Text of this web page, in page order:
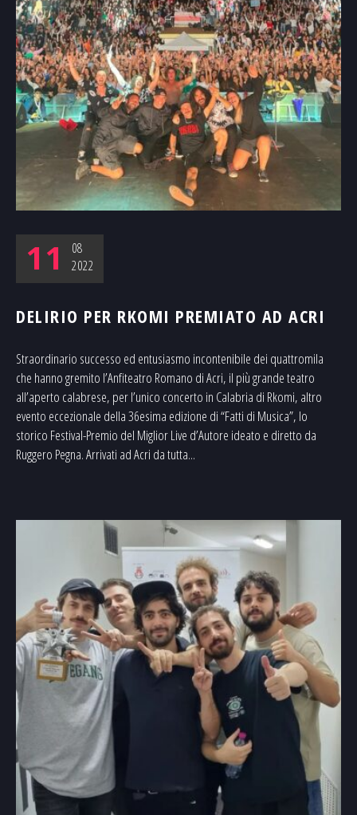
11
08
2022
DELIRIO PER RKOMI PREMIATO AD ACRI
Straordinario successo ed entusiasmo incontenibile dei quattromila
che hanno gremito l’Anfiteatro Romano di Acri, il più grande teatro
all’aperto calabrese, per l’unico concerto in Calabria di Rkomi, altro
evento eccezionale della 36esima edizione di “Fatti di Musica”, lo
storico Festival-Premio del Miglior Live d’Autore ideato e diretto da
Ruggero Pegna. Arrivati ad Acri da tutta...